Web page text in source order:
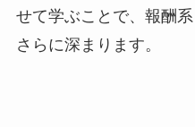
せて学ぶことで、報酬
さらに深まります。